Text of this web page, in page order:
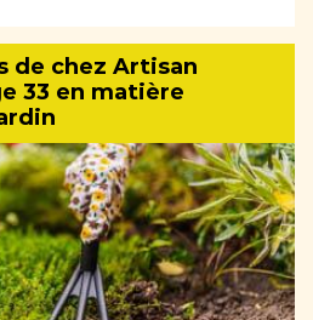
de chez Artisan
33 en matière